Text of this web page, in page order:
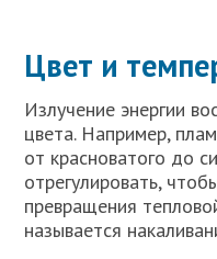
Цвет и
Излучение энергии
цвета. Например,
от красноватого до
отрегулировать,
превращения
называется